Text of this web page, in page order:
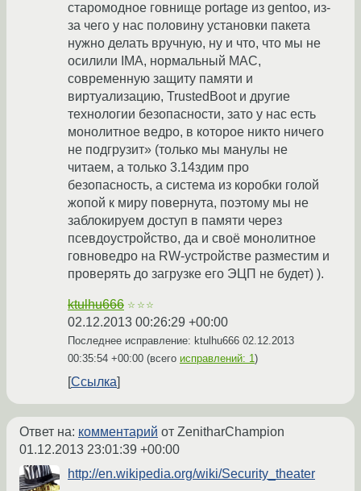
старомодное говнище portage из gentoo, из-
за чего у нас половину установки пакета
нужно делать вручную, ну и что, что мы не
осилили IMA, нормальный MAC,
современную защиту памяти и
виртуализацию, TrustedBoot и другие
технологии безопасности, зато у нас есть
монолитное ведро, в которое никто ничего
не подгрузит» (только мы манулы не
читаем, а только 3.14здим про
безопасность, а система из коробки голой
жопой к миру повернута, поэтому мы не
заблокируем доступ в памяти через
псевдоустройство, да и своё монолитное
говноведро на RW-устройстве разместим и
проверять до загрузке его ЭЦП не будет) ).
ktulhu666 ☆☆☆
02.12.2013 00:26:29 +00:00
Последнее исправление: ktulhu666 02.12.2013
00:35:54 +00:00 (всего исправлений: 1)
Ссылка
Ответ на: комментарий от ZenitharChampion
01.12.2013 23:01:39 +00:00
http://en.wikipedia.org/wiki/Security_theater